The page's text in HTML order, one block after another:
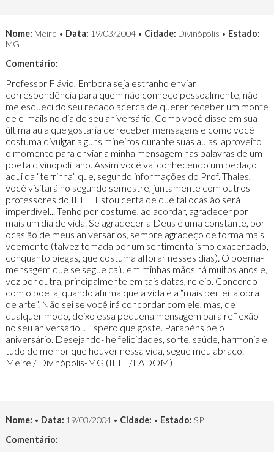
Nome: Meire • Data: 19/03/2004 • Cidade: Divinópolis • Estado:
MG
Comentário:
Professor Flávio, Embora seja estranho enviar
correspondência para quem não conheço pessoalmente, não
me esqueci do seu recado acerca de querer receber um monte
de e-mails no dia de seu aniversário. Como você disse em sua
última aula que gostaria de receber mensagens e como você
costuma divulgar alguns mineiros durante suas aulas, aproveito
o momento para enviar a minha mensagem nas palavras de um
poeta divinopolitano. Assim você vai conhecendo um pedaço
aqui da “terrinha” que, segundo informações do Prof. Thales,
você visitará no segundo semestre, juntamente com outros
professores do IELF. Estou certa de que tal ocasião será
imperdível... Tenho por costume, ao acordar, agradecer por
mais um dia de vida. Se agradecer a Deus é uma constante, por
ocasião de meus aniversários, sempre agradeço de forma mais
veemente (talvez tomada por um sentimentalismo exacerbado,
conquanto piegas, que costuma aflorar nesses dias). O poema-
mensagem que se segue caiu em minhas mãos há muitos anos e,
vez por outra, principalmente em tais datas, releio. Concordo
com o poeta, quando afirma que a vida é a “mais perfeita obra
de arte”. Não sei se você irá concordar com ele, mas, de
qualquer modo, deixo essa pequena mensagem para reflexão
no seu aniversário... Espero que goste. Parabéns pelo
aniversário. Desejando-lhe felicidades, sorte, saúde, harmonia e
tudo de melhor que houver nessa vida, segue meu abraço.
Meire / Divinópolis-MG (IELF/FADOM)
Nome: • Data: 19/03/2004 • Cidade: • Estado: SP
Comentário: